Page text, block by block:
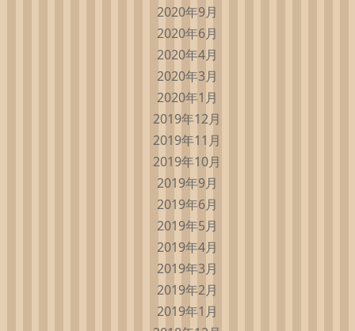
2020年9月
2020年6月
2020年4月
2020年3月
2020年1月
2019年12月
2019年11月
2019年10月
2019年9月
2019年6月
2019年5月
2019年4月
2019年3月
2019年2月
2019年1月